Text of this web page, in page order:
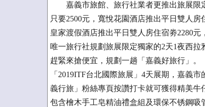
嘉義市旅館、旅行社業者更推出旅展限
只要2500元，寬悅花園酒店推出平日雙人
皇家渡假酒店推出平日雙人房住宿劵2280
唯一旅行社規劃旅展限定獨家的2天1夜西
趕緊來搶便宜，規劃一趟「嘉義好旅行」。
「2019ITF台北國際旅展」4天展期，嘉義
義行旅」粉絲專頁按讚打卡就可獲得精美
包含檜木手工皂精油禮盒組及環保不锈鋼